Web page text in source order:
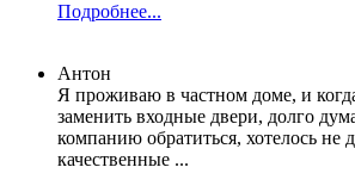
Подробнее...
Антон
Я проживаю в частном доме, и
заменить входные двери, долго
компанию обратиться, хотелось не
качественные ...